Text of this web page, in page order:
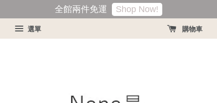
全館兩件免運 Shop Now!
選單 購物車